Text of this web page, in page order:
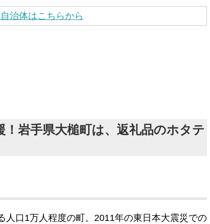
治体はこちらから
岩手県大槌町は、返礼品のホタテ
人口1万人程度の町。2011年の東日本大震災での